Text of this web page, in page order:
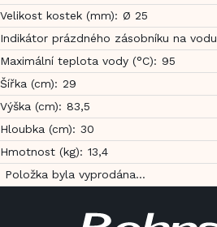
Velikost kostek (mm): Ø 25
Indikátor prázdného zásobníku na vodu
Maximální teplota vody (°C): 95
Šířka (cm): 29
Výška (cm): 83,5
Hloubka (cm): 30
Hmotnost (kg): 13,4
Položka byla vyprodána…